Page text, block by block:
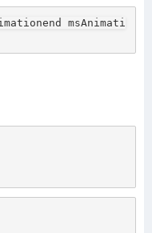
msAnimati